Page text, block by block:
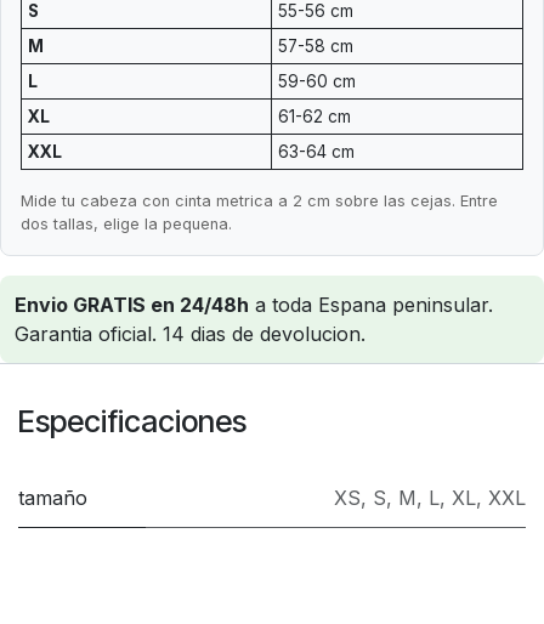
S
55-56 cm
M
57-58 cm
L
59-60 cm
XL
61-62 cm
XXL
63-64 cm
Mide tu cabeza con cinta metrica a 2 cm sobre las cejas. Entre
dos tallas, elige la pequena.
Envio GRATIS en 24/48h a toda Espana peninsular.
Garantia oficial. 14 dias de devolucion.
Especificaciones
tamaño XS, S, M, L, XL, XXL